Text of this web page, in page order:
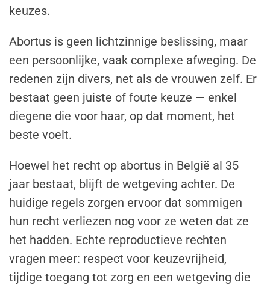
keuzes.
Abortus is geen lichtzinnige beslissing, maar
een persoonlijke, vaak complexe afweging. De
redenen zijn divers, net als de vrouwen zelf. Er
bestaat geen juiste of foute keuze — enkel
diegene die voor haar, op dat moment, het
beste voelt.
Hoewel het recht op abortus in België al 35
jaar bestaat, blijft de wetgeving achter. De
huidige regels zorgen ervoor dat sommigen
hun recht verliezen nog voor ze weten dat ze
het hadden. Echte reproductieve rechten
vragen meer: respect voor keuzevrijheid,
tijdige toegang tot zorg en een wetgeving die